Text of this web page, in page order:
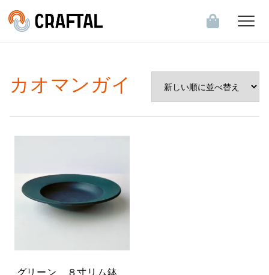
会員登録・ログイン
カオマンガイ
グリーン ８寸リム鉢